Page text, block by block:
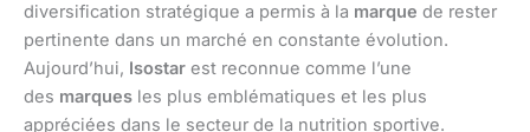
diversification stratégique a permis à la marque de rester
pertinente dans un marché en constante évolution.
Aujourd’hui, Isostar est reconnue comme l’une
des marques les plus emblématiques et les plus
appréciées dans le secteur de la nutrition sportive.